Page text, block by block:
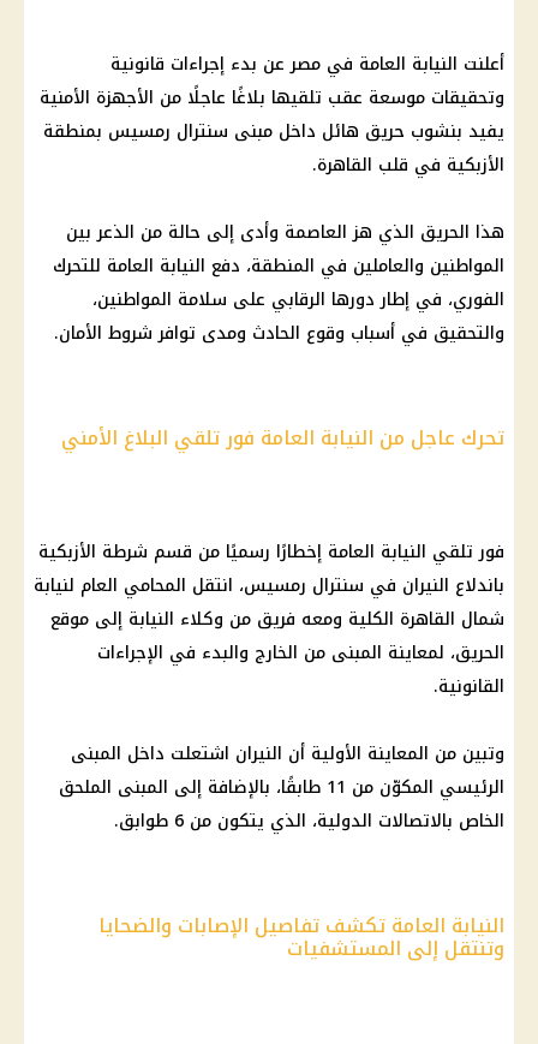
أعلنت النيابة العامة في مصر عن بدء إجراءات قانونية
وتحقيقات موسعة عقب تلقيها بلاغًا عاجلًا من الأجهزة الأمنية
يفيد بنشوب حريق هائل داخل مبنى سنترال رمسيس بمنطقة
الأزبكية في قلب القاهرة.
هذا الحريق الذي هز العاصمة وأدى إلى حالة من الذعر بين
المواطنين والعاملين في المنطقة، دفع النيابة العامة للتحرك
الفوري، في إطار دورها الرقابي على سلامة المواطنين،
والتحقيق في أسباب وقوع الحادث ومدى توافر شروط الأمان.
تحرك عاجل من النيابة العامة فور تلقي البلاغ الأمني
فور تلقي النيابة العامة إخطارًا رسميًا من قسم شرطة الأزبكية
باندلاع النيران في سنترال رمسيس، انتقل المحامي العام لنيابة
شمال القاهرة الكلية ومعه فريق من وكلاء النيابة إلى موقع
الحريق، لمعاينة المبنى من الخارج والبدء في الإجراءات
القانونية.
وتبين من المعاينة الأولية أن النيران اشتعلت داخل المبنى
الرئيسي المكوّن من 11 طابقًا، بالإضافة إلى المبنى الملحق
الخاص بالاتصالات الدولية، الذي يتكون من 6 طوابق.
النيابة العامة تكشف تفاصيل الإصابات والضحايا
وتنتقل إلى المستشفيات